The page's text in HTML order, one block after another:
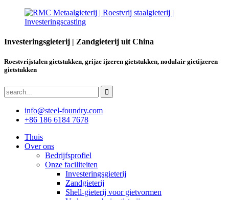
Investeringsgieterij | Zandgieterij uit China
Roestvrijstalen gietstukken, grijze ijzeren gietstukken, nodulair gietijzeren
gietstukken
info@steel-foundry.com
+86 186 6184 7678
Thuis
Over ons
Bedrijfsprofiel
Onze faciliteiten
Investeringsgieterij
Zandgieterij
Shell-gieterij voor gietvormen